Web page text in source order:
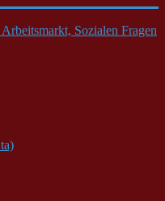
Sozialen Fragen